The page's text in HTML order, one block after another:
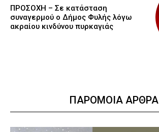
ΠΡΟΣΟΧΗ – Σε κατάσταση
συναγερμού ο Δήμος Φυλής λόγω
ακραίου κινδύνου πυρκαγιάς
ΠΑΡΟΜΟΙΑ ΑΡΘΡΑ